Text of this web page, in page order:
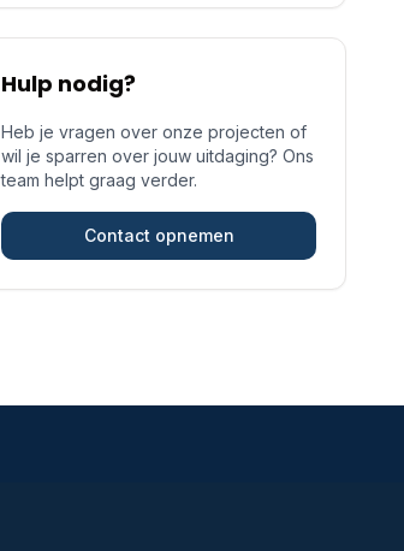
Hulp nodig?
Heb je vragen over onze projecten of
wil je sparren over jouw uitdaging? Ons
team helpt graag verder.
Contact opnemen